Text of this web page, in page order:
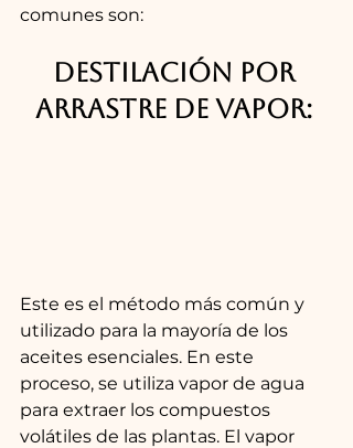
comunes son:
Destilación por
arrastre de vapor:
Este es el método más común y
utilizado para la mayoría de los
aceites esenciales. En este
proceso, se utiliza vapor de agua
para extraer los compuestos
volátiles de las plantas. El vapor